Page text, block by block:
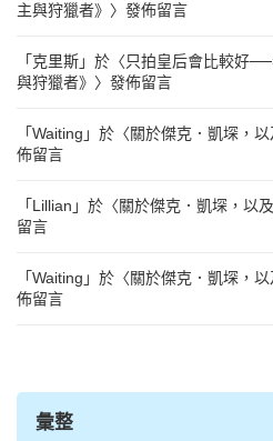
主與狩獵者》 〉發佈留言
「 克里斯」於〈只拍皇后會比較好
與狩獵者》 〉發佈留言
「Waiting 」於〈關於傑克．凱堔，
佈留言
「 Lillian 」於〈關於傑克．凱堔，以
留言
「Waiting 」於〈關於傑克．凱堔，
佈留言
彙整